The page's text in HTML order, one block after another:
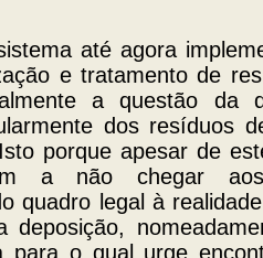
até agora
e tratamento de
a questão da
dos resíduos
porque apesar de
a não chegar
quadro legal à
deposição,
para o qual urge